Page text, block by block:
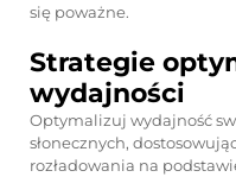
się poważne.
Strategie
wydajności
Optymalizuj wydajność
słonecznych,
rozładowania na